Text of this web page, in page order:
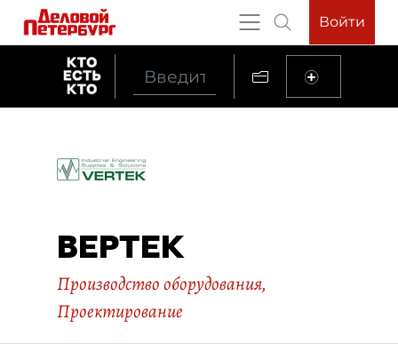
Войти
ВЕРТЕК
Производство оборудования,
Проектирование